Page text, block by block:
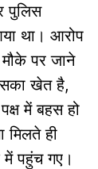
पुलिस
था। आरोप
पर जाने
खेत है,
में बहस हो
ही
में पहुंच गए।